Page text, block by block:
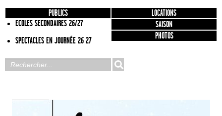
PUBLICS
ECOLES SECONDAIRES 26/27
SPECTACLES EN JOURNÉE 26 27
LOCATIONS
SAISON
PHOTOS